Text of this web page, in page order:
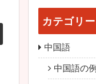
カテゴリー
中国語
中国語の